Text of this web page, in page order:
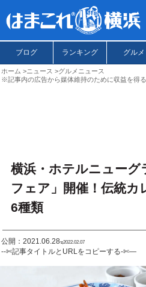
ブログ ランキング グルメ
ホーム ニュース
グルメニュース
※記事内の広告から媒体維持のために収益を得
横浜・ホテルニューグ
フェア」開催！伝統カ
6種類
公開：2021.06.28ಇ2022.02.07
--✄記事タイトルとURLをコピーする-✄—